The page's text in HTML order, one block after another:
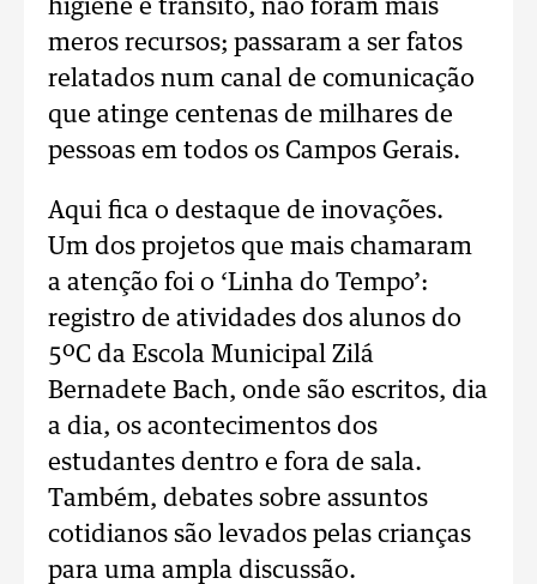
higiene e trânsito, não foram mais
meros recursos; passaram a ser fatos
relatados num canal de comunicação
que atinge centenas de milhares de
pessoas em todos os Campos Gerais.
Aqui fica o destaque de inovações.
Um dos projetos que mais chamaram
a atenção foi o ‘Linha do Tempo’:
registro de atividades dos alunos do
5ºC da Escola Municipal Zilá
Bernadete Bach, onde são escritos, dia
a dia, os acontecimentos dos
estudantes dentro e fora de sala.
Também, debates sobre assuntos
cotidianos são levados pelas crianças
para uma ampla discussão.